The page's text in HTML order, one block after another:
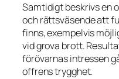
Samtidigt beskrivs en
och rättsväsende att
finns, exempelvis
vid grova brott.
förövarnas intressen
offrens trygghet.